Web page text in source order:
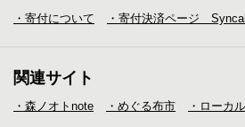
・寄付について ・寄付決済ページ
関連サイト
・森ノオトnote ・めぐる布市 ・ローカ